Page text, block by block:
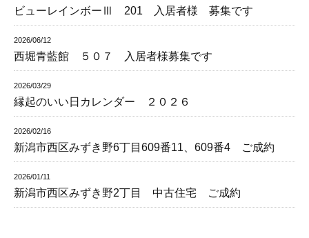
ビューレインボーⅢ 201 入居者様 募集です
2026/06/12
西堀青藍館 ５０７ 入居者様募集です
2026/03/29
縁起のいい日カレンダー ２０２６
2026/02/16
新潟市西区みずき野6丁目609番11、609番4 ご成約
2026/01/11
新潟市西区みずき野2丁目 中古住宅 ご成約